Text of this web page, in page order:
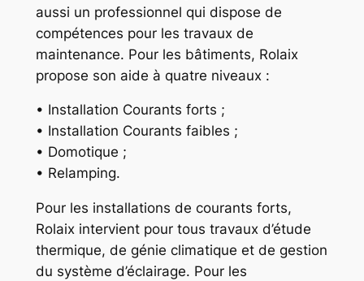
aussi un professionnel qui dispose de
compétences pour les travaux de
maintenance. Pour les bâtiments, Rolaix
propose son aide à quatre niveaux :
• Installation Courants forts ;
• Installation Courants faibles ;
• Domotique ;
• Relamping.
Pour les installations de courants forts,
Rolaix intervient pour tous travaux d’étude
thermique, de génie climatique et de gestion
du système d’éclairage. Pour les